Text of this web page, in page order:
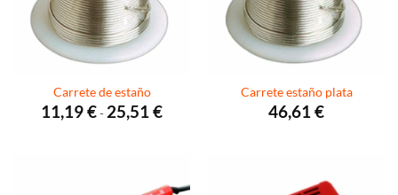
Carrete de estaño
11,19€- 25,51€Rango
de
Carrete estaño plata
46,61€